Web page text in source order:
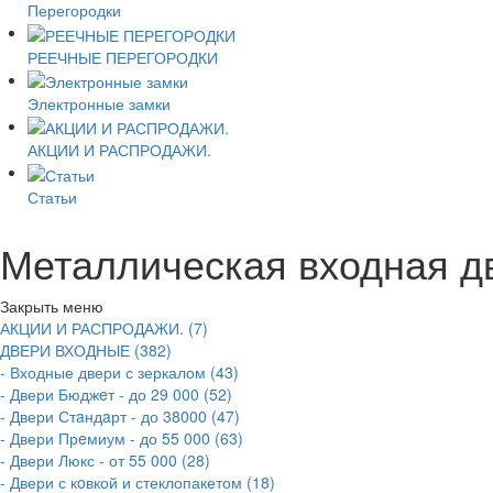
Перегородки
РЕЕЧНЫЕ ПЕРЕГОРОДКИ
Электронные замки
АКЦИИ И РАСПРОДАЖИ.
Статьи
Металлическая входная
Закрыть меню
АКЦИИ И РАСПРОДАЖИ. (7)
ДВЕРИ ВХОДНЫЕ (382)
- Входные двери с зеркалом (43)
- Двери Бюджeт - до 29 000 (52)
- Двери Стaндaрт - до 38000 (47)
- Двери Прeмиум - до 55 000 (63)
- Двери Люкс - от 55 000 (28)
- Двери с кoвкой и стеклопакетом (18)